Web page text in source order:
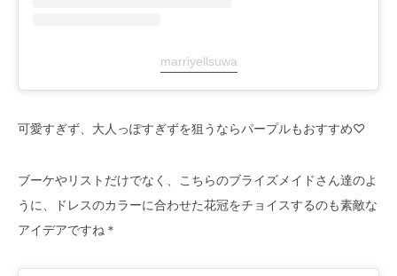
marriyellsuwa
可愛すぎず、大人っぽすぎずを狙うならパープルもおすすめ♡
ブーケやリストだけでなく、こちらのブライズメイドさん達のよ
うに、ドレスのカラーに合わせた花冠をチョイスするのも素敵な
アイデアですね＊